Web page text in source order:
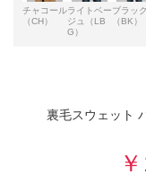
チャコール
（CH）
ライトベー
ジュ（LB
G）
ブラック
（BK）
裏毛スウェット